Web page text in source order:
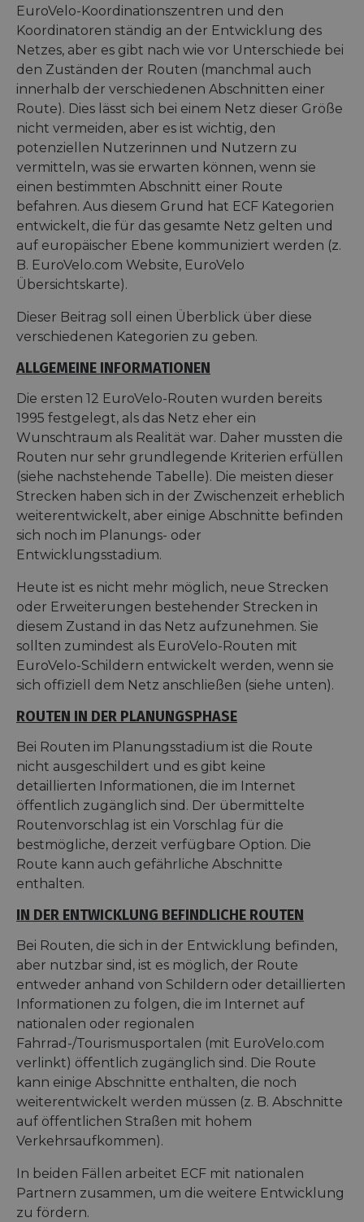
EuroVelo-Koordinationszentren und den
Koordinatoren ständig an der Entwicklung des
Netzes, aber es gibt nach wie vor Unterschiede bei
den Zuständen der Routen (manchmal auch
innerhalb der verschiedenen Abschnitten einer
Route). Dies lässt sich bei einem Netz dieser Größe
nicht vermeiden, aber es ist wichtig, den
potenziellen Nutzerinnen und Nutzern zu
vermitteln, was sie erwarten können, wenn sie
einen bestimmten Abschnitt einer Route
befahren. Aus diesem Grund hat ECF Kategorien
entwickelt, die für das gesamte Netz gelten und
auf europäischer Ebene kommuniziert werden (z.
B. EuroVelo.com Website, EuroVelo
Übersichtskarte).
Dieser Beitrag soll einen Überblick über diese
verschiedenen Kategorien zu geben.
ALLGEMEINE INFORMATIONEN
Die ersten 12 EuroVelo-Routen wurden bereits
1995 festgelegt, als das Netz eher ein
Wunschtraum als Realität war. Daher mussten die
Routen nur sehr grundlegende Kriterien erfüllen
(siehe nachstehende Tabelle). Die meisten dieser
Strecken haben sich in der Zwischenzeit erheblich
weiterentwickelt, aber einige Abschnitte befinden
sich noch im Planungs- oder
Entwicklungsstadium.
Heute ist es nicht mehr möglich, neue Strecken
oder Erweiterungen bestehender Strecken in
diesem Zustand in das Netz aufzunehmen. Sie
sollten zumindest als EuroVelo-Routen mit
EuroVelo-Schildern entwickelt werden, wenn sie
sich offiziell dem Netz anschließen (siehe unten).
ROUTEN IN DER PLANUNGSPHASE
Bei Routen im Planungsstadium ist die Route
nicht ausgeschildert und es gibt keine
detaillierten Informationen, die im Internet
öffentlich zugänglich sind. Der übermittelte
Routenvorschlag ist ein Vorschlag für die
bestmögliche, derzeit verfügbare Option. Die
Route kann auch gefährliche Abschnitte
enthalten.
IN DER ENTWICKLUNG BEFINDLICHE ROUTEN
Bei Routen, die sich in der Entwicklung befinden,
aber nutzbar sind, ist es möglich, der Route
entweder anhand von Schildern oder detaillierten
Informationen zu folgen, die im Internet auf
nationalen oder regionalen
Fahrrad-/Tourismusportalen (mit EuroVelo.com
verlinkt) öffentlich zugänglich sind. Die Route
kann einige Abschnitte enthalten, die noch
weiterentwickelt werden müssen (z. B. Abschnitte
auf öffentlichen Straßen mit hohem
Verkehrsaufkommen).
In beiden Fällen arbeitet ECF mit nationalen
Partnern zusammen, um die weitere Entwicklung
zu fördern.